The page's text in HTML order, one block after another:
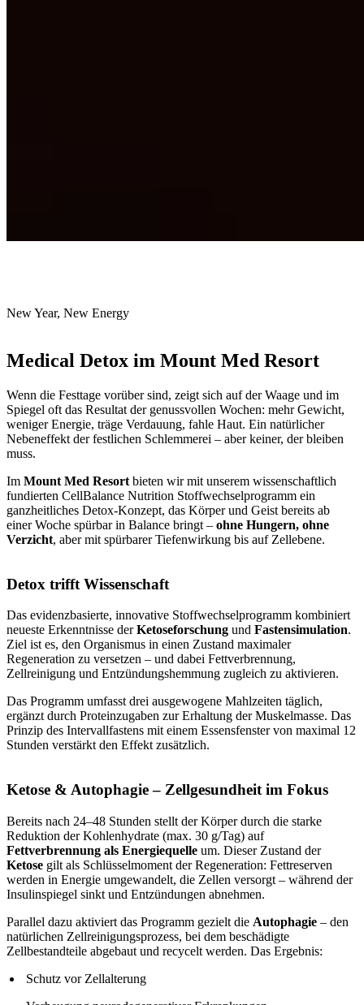
New Year, New Energy
Medical Detox im Mount Med Resort
Wenn die Festtage vorüber sind, zeigt sich auf der Waage und im
Spiegel oft das Resultat der genussvollen Wochen: mehr Gewicht,
weniger Energie, träge Verdauung, fahle Haut. Ein natürlicher
Nebeneffekt der festlichen Schlemmerei – aber keiner, der bleiben
muss.
Im Mount Med Resort bieten wir mit unserem wissenschaftlich
fundierten CellBalance Nutrition Stoffwechselprogramm ein
ganzheitliches Detox-Konzept, das Körper und Geist bereits ab
einer Woche spürbar in Balance bringt – ohne Hungern, ohne
Verzicht, aber mit spürbarer Tiefenwirkung bis auf Zellebene.
Detox trifft Wissenschaft
Das evidenzbasierte, innovative Stoffwechselprogramm kombiniert
neueste Erkenntnisse derKetoseforschung und Fastensimulation.
Ziel ist es, den Organismus in einen Zustand maximaler
Regeneration zu versetzen – und dabei Fettverbrennung,
Zellreinigung und Entzündungshemmung zugleich zu aktivieren.
Das Programm umfasst drei ausgewogene Mahlzeiten täglich,
ergänzt durch Proteinzugaben zur Erhaltung der Muskelmasse. Das
Prinzip des Intervallfastens mit einem Essensfenster von maximal 12
Stunden verstärkt den Effekt zusätzlich.
Ketose & Autophagie – Zellgesundheit im Fokus
Bereits nach 24–48 Stunden stellt der Körper durch die starke
Reduktion der Kohlenhydrate (max. 30 g/Tag) auf
Fettverbrennung als Energiequelle um. Dieser Zustand der
Ketose gilt als Schlüsselmoment der Regeneration: Fettreserven
werden in Energie umgewandelt, die Zellen versorgt – während der
Insulinspiegel sinkt und Entzündungen abnehmen.
Parallel dazu aktiviert das Programm gezielt die Autophagie – den
natürlichen Zellreinigungsprozess, bei dem beschädigte
Zellbestandteile abgebaut und recycelt werden. Das Ergebnis:
Schutz vor Zellalterung